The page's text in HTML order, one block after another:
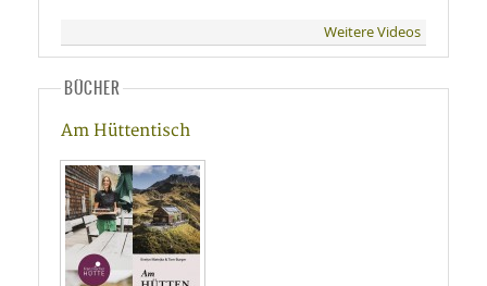
Weitere Videos
BÜCHER
Am Hüttentisch